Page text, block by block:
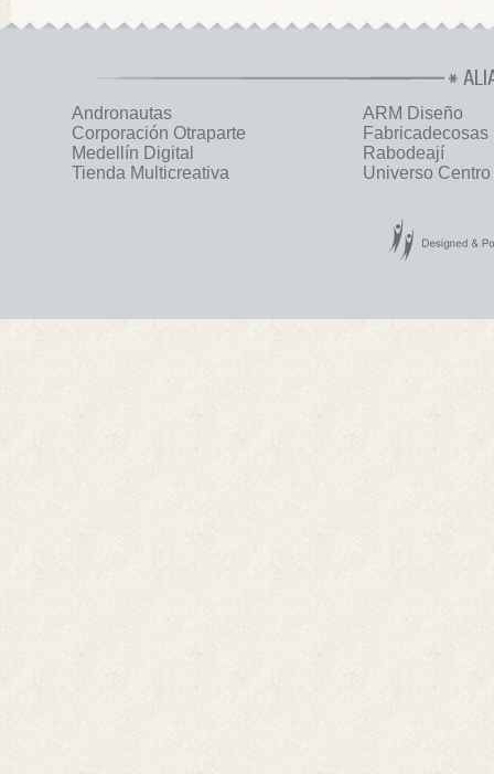
Andronautas
ARM Diseño
Corporación Otraparte
Fabricadecosas
Medellín Digital
Rabodeají
Tienda Multicreativa
Universo Centro